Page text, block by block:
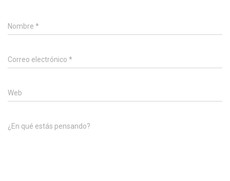
Nombre *
Correo electrónico *
Web
¿En qué estás pensando?